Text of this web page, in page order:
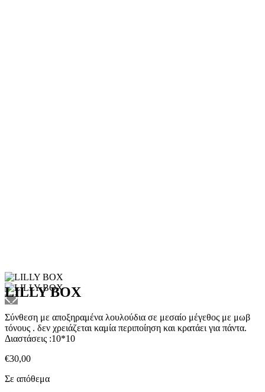
LILLY BOX
Σύνθεση με αποξηραμένα λουλούδια σε μεσαίο μέγεθος με μωβ
τόνους . δεν χρειάζεται καμία περιποίηση και κρατάει για πάντα.
Διαστάσεις :10*10
€30,00
Σε απόθεμα